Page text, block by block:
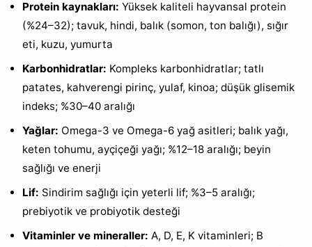
Protein kaynakları: Yüksek kaliteli hayvansal protein
(%24–32); tavuk, hindi, balık (somon, ton balığı), sığır
eti, kuzu, yumurta
Karbonhidratlar: Kompleks karbonhidratlar; tatlı
patates, kahverengi pirinç, yulaf, kinoa; düşük glisemik
indeks; %30–40 aralığı
Yağlar: Omega-3 ve Omega-6 yağ asitleri; balık yağı,
keten tohumu, ayçiçeği yağı; %12–18 aralığı; beyin
sağlığı ve enerji
Lif: Sindirim sağlığı için yeterli lif; %3–5 aralığı;
prebiyotik ve probiyotik desteği
Vitaminler ve mineraller: A, D, E, K vitaminleri; B